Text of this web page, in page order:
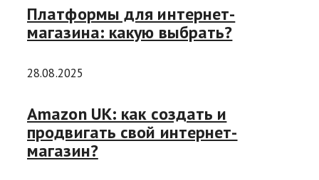
Платформы для интернет-
магазина: какую выбрать?
28.08.2025
Amazon UK: как создать и
продвигать свой интернет-
магазин?